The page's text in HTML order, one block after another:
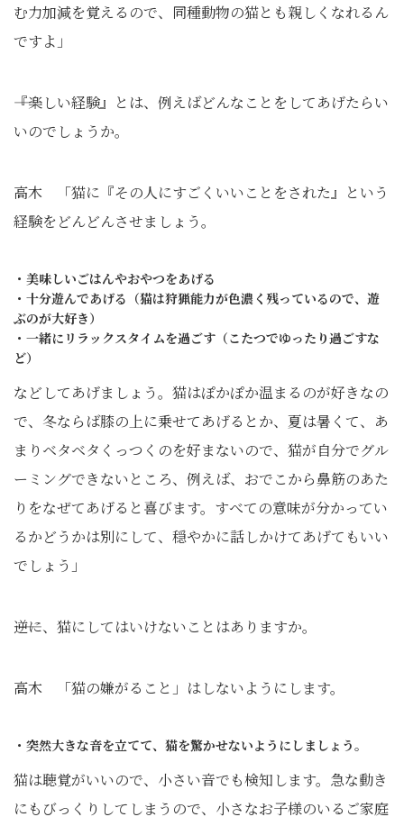
む力加減を覚えるので、同種動物の猫とも親しくなれるん
ですよ」
――『楽しい経験』とは、例えばどんなことをしてあげたらい
いのでしょうか。
高木 「猫に『その人にすごくいいことをされた』という
経験をどんどんさせましょう。
・美味しいごはんやおやつをあげる
・十分遊んであげる（猫は狩猟能力が色濃く残っているので、遊
ぶのが大好き）
・一緒にリラックスタイムを過ごす（こたつでゆったり過ごすな
ど）
などしてあげましょう。猫はぽかぽか温まるのが好きなの
で、冬ならば膝の上に乗せてあげるとか、夏は暑くて、あ
まりベタベタくっつくのを好まないので、猫が自分でグル
ーミングできないところ、例えば、おでこから鼻筋のあた
りをなぜてあげると喜びます。すべての意味が分かってい
るかどうかは別にして、穏やかに話しかけてあげてもいい
でしょう」
――逆に、猫にしてはいけないことはありますか。
高木 「猫の嫌がること」はしないようにします。
・突然大きな音を立てて、猫を驚かせないようにしましょう。
猫は聴覚がいいので、小さい音でも検知します。急な動き
にもびっくりしてしまうので、小さなお子様のいるご家庭